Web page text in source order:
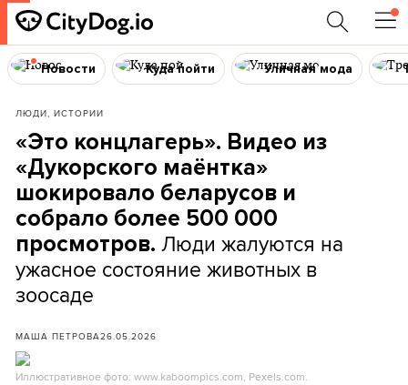
Новости Куда пойти Уличная мода
ЛЮДИ, ИСТОРИИ
«Это концлагерь». Видео из
«Дукорского маёнтка»
шокировало беларусов и
собрало более 500 000
просмотров. Люди жалуются на
ужасное состояние животных в
зоосаде
МАША ПЕТРОВА26.05.2026
Иллюстративное фото: www.kaboompics.com, Pexels.com.